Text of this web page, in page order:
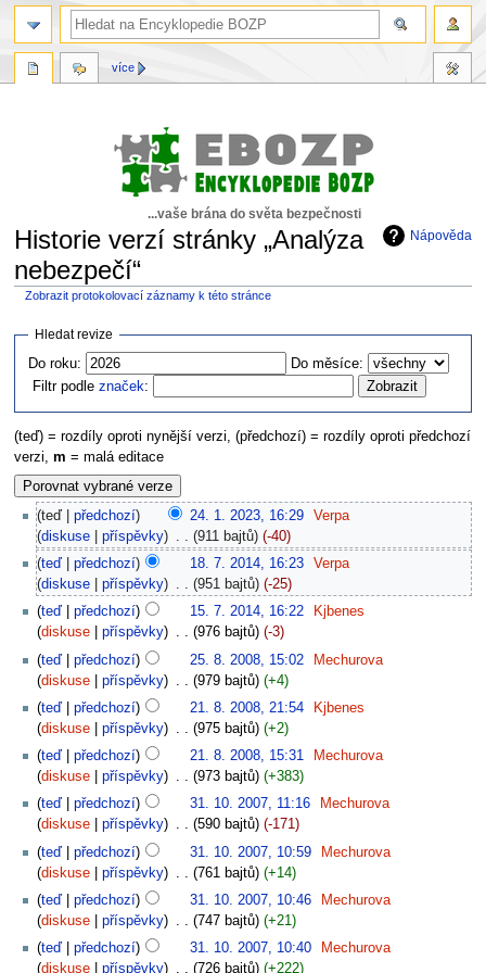
...vaše brána do světa bezpečnosti
Nápověda
Historie verzí stránky „Analýza
nebezpečí“
Zobrazit protokolovací záznamy k této stránce
Skočit
navigaci
Skočit
vyhledávání
Hledat revize
Do roku:
Do měsíce:
Filtr podleznaček:
(teď) = rozdíly oproti nynější verzi, (předchozí) = rozdíly oproti předchozí
verzi, m = malá editace
teď předchozí 24. 1. 2023, 16:29
Verpa
diskuse
příspěvky 911 bajtů
-40
teď
předchozí 18. 7. 2014, 16:23
Verpa
diskuse
příspěvky 951 bajtů
-25
teď
předchozí 15. 7. 2014, 16:22
Kjbenes
diskuse
příspěvky 976 bajtů
-3
teď
předchozí 25. 8. 2008, 15:02
Mechurova
diskuse
příspěvky 979 bajtů
+4
teď
předchozí 21. 8. 2008, 21:54
Kjbenes
diskuse
příspěvky 975 bajtů
+2
teď
předchozí 21. 8. 2008, 15:31
Mechurova
diskuse
příspěvky 973 bajtů
+383
teď
předchozí 31. 10. 2007, 11:16
Mechurova
diskuse
příspěvky 590 bajtů
-171
teď
předchozí 31. 10. 2007, 10:59
Mechurova
diskuse
příspěvky 761 bajtů
+14
teď
předchozí 31. 10. 2007, 10:46
Mechurova
diskuse
příspěvky 747 bajtů
+21
teď
předchozí 31. 10. 2007, 10:40
Mechurova
diskuse
příspěvky 726 bajtů +222
více